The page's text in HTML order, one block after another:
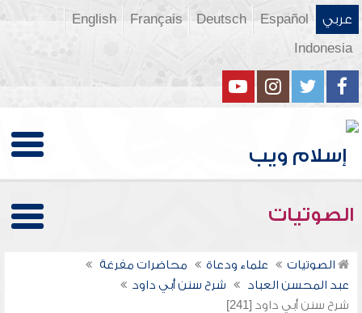
عربي Español
Deutsch
Français
English
Indonesia
الصوتيات
الصوتيات علماء ودعاة
محاضرات مفرغة
عبد المحسن العباد
شرح سنن أبي داود
شرح سنن أبي داود [241]